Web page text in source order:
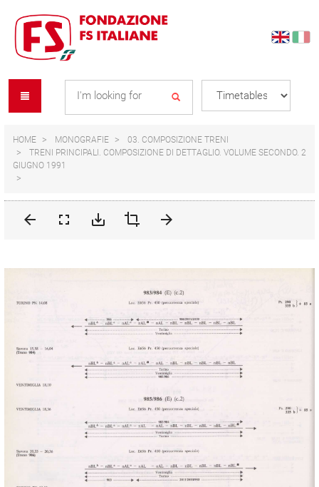
content
navigation
menu
HOME MONOGRAFIE
03. COMPOSIZIONE TRENI
TRENI PRINCIPALI. COMPOSIZIONE DI DETTAGLIO. VOLUME SECONDO. 2
GIUGNO 1991